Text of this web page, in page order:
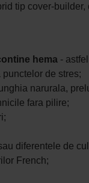
tip cover-
hema -
de stres;
narurala,
fara pilire;
diferentele de
French;